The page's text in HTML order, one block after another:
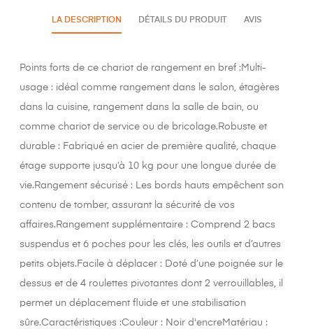
LA DESCRIPTION DÉTAILS DU PRODUIT AVIS
Points forts de ce chariot de rangement en bref :Multi-
usage : idéal comme rangement dans le salon, étagères
dans la cuisine, rangement dans la salle de bain, ou
comme chariot de service ou de bricolage.Robuste et
durable : Fabriqué en acier de première qualité, chaque
étage supporte jusqu’à 10 kg pour une longue durée de
vie.Rangement sécurisé : Les bords hauts empêchent son
contenu de tomber, assurant la sécurité de vos
affaires.Rangement supplémentaire : Comprend 2 bacs
suspendus et 6 poches pour les clés, les outils et d’autres
petits objets.Facile à déplacer : Doté d’une poignée sur le
dessus et de 4 roulettes pivotantes dont 2 verrouillables, il
permet un déplacement fluide et une stabilisation
sûre.Caractéristiques :Couleur : Noir d'encreMatériau :